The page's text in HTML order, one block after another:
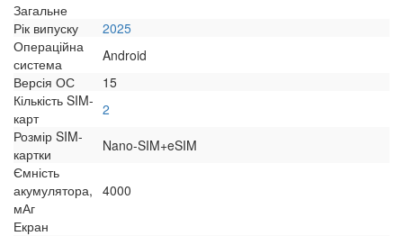
Загальне
Рік випуску
2025
Операційна
система
Android
Версія ОС
15
Кількість SIM-
карт
2
Розмір SIM-
картки
Nano-SIM+eSIM
Ємність
акумулятора,
мАг
4000
Екран